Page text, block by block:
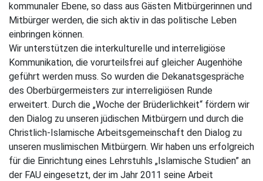
Schlusswort
kommunaler Ebene, so dass aus Gästen Mitbürgerinnen und
Mitbürger werden, die sich aktiv in das politische Leben
einbringen können.
Wir unterstützen die interkulturelle und interreligiöse
Kommunikation, die vorurteilsfrei auf gleicher Augenhöhe
geführt werden muss. So wurden die Dekanatsgespräche
des Oberbürgermeisters zur interreligiösen Runde
erweitert. Durch die „Woche der Brüderlichkeit“ fördern wir
den Dialog zu unseren jüdischen Mitbürgern und durch die
Christlich-Islamische Arbeitsgemeinschaft den Dialog zu
unseren muslimischen Mitbürgern. Wir haben uns erfolgreich
für die Einrichtung eines Lehrstuhls „Islamische Studien” an
der FAU eingesetzt, der im Jahr 2011 seine Arbeit